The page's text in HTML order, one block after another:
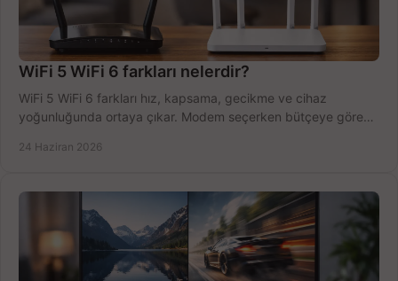
WiFi 5 WiFi 6 farkları nelerdir?
WiFi 5 WiFi 6 farkları hız, kapsama, gecikme ve cihaz
yoğunluğunda ortaya çıkar. Modem seçerken bütçeye göre
24 Haziran 2026